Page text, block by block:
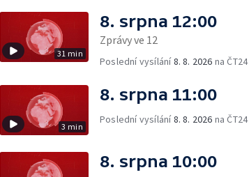
31 min
8. srpna 12:00
Zprávy ve 12
Poslední vysílání8. 8. 2026 na ČT24
3 min
8. srpna 11:00
Poslední vysílání8. 8. 2026 na ČT24
8. srpna 10:00